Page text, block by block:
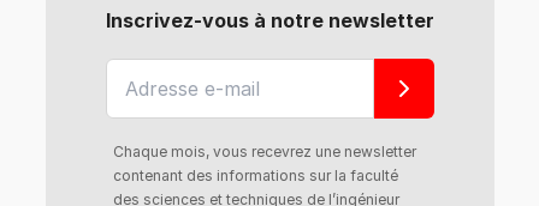
Inscrivez-vous à notre newsletter
Chaque mois, vous recevrez une newsletter
contenant des informations sur la faculté
des sciences et techniques de l’ingénieur